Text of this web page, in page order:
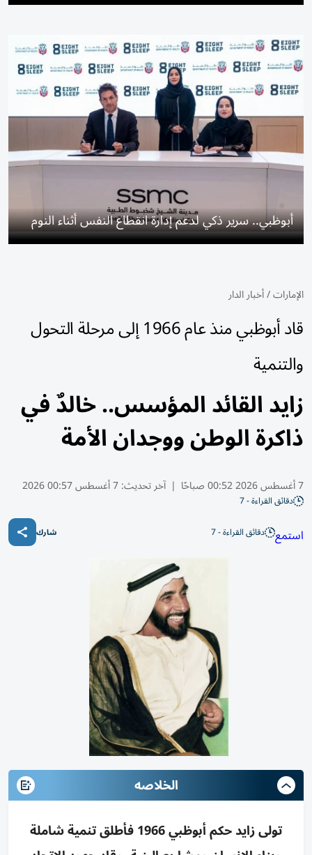
أبوظبي.. سرير ذكي لدعم إدارة انقطاع النفس أثناء النوم
الإمارات/أخبار الدار
قاد أبوظبي منذ عام 1966 إلى مرحلة التحول
والتنمية
زايد القائد المؤسس.. خالدٌ في
ذاكرة الوطن ووجدان الأمة
7 أغسطس 2026 00:52 صباحًا | آخر تحديث:7 أغسطس 00:57 2026
دقائق القراءة - 7
استمع دقائق القراءة - 7 شارك
الخلاصه
تولى زايد حكم أبوظبي 1966 فأطلق تنمية شاملة